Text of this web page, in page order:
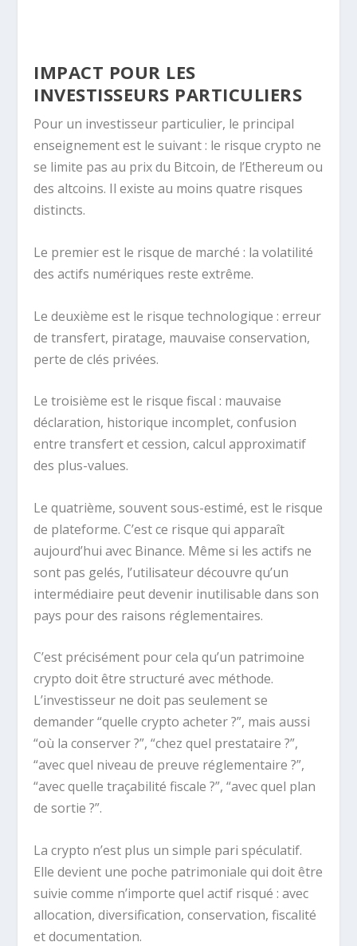
IMPACT POUR LES
INVESTISSEURS PARTICULIERS
Pour un investisseur particulier, le principal
enseignement est le suivant : le risque crypto ne
se limite pas au prix du Bitcoin, de l’Ethereum ou
des altcoins. Il existe au moins quatre risques
distincts.
Le premier est le risque de marché : la volatilité
des actifs numériques reste extrême.
Le deuxième est le risque technologique : erreur
de transfert, piratage, mauvaise conservation,
perte de clés privées.
Le troisième est le risque fiscal : mauvaise
déclaration, historique incomplet, confusion
entre transfert et cession, calcul approximatif
des plus-values.
Le quatrième, souvent sous-estimé, est le risque
de plateforme. C’est ce risque qui apparaît
aujourd’hui avec Binance. Même si les actifs ne
sont pas gelés, l’utilisateur découvre qu’un
intermédiaire peut devenir inutilisable dans son
pays pour des raisons réglementaires.
C’est précisément pour cela qu’un patrimoine
crypto doit être structuré avec méthode.
L’investisseur ne doit pas seulement se
demander “quelle crypto acheter ?”, mais aussi
“où la conserver ?”, “chez quel prestataire ?”,
“avec quel niveau de preuve réglementaire ?”,
“avec quelle traçabilité fiscale ?”, “avec quel plan
de sortie ?”.
La crypto n’est plus un simple pari spéculatif.
Elle devient une poche patrimoniale qui doit être
suivie comme n’importe quel actif risqué : avec
allocation, diversification, conservation, fiscalité
et documentation.